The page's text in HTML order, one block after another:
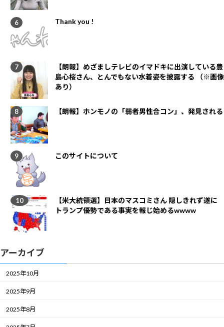
Thank you !
【朗報】めざましテレビのイマドキに出演している豊
島心桜さん、とんでもない水着姿を披露する （※画像
あり）
【朗報】ホンモノの「弱者男性合コン」、発見される
このサイトについて
【米大統領選】日本のマスコミさん 隠しきれず遂に
トランプ優勢である事実を報じ始めるwwww
アーカイブ
2025年10月
2025年9月
2025年8月